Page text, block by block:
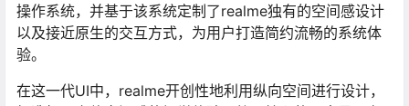
操作系统，并基于该系统定制了realme独有的空间感设计
以及接近原生的交互方式，为用户打造简约流畅的系统体
验。
在这一代UI中，realme开创性地利用纵向空间进行设计，